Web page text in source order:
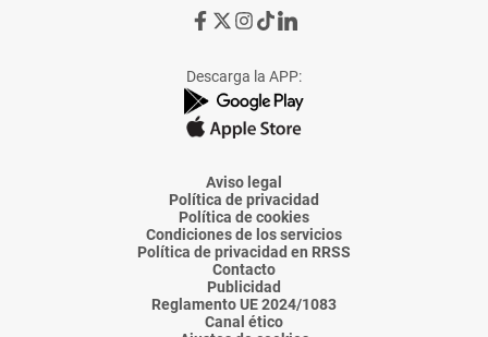
Ir
de
La
Voz
Almería
Ir
de
La
Voz
Almería
Ir
de
La
Voz
Almería
Ir
de
La
Voz
Almería
Ir
de
La
Voz
Descarga la APP:
Aviso legal
Política de privacidad
Política de cookies
Condiciones de los servicios
Política de privacidad en RRSS
Contacto
Publicidad
Reglamento UE 2024/1083
Canal ético